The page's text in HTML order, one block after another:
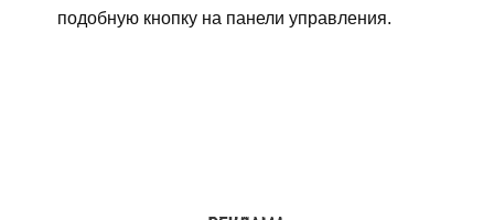
подобную кнопку на панели управления.